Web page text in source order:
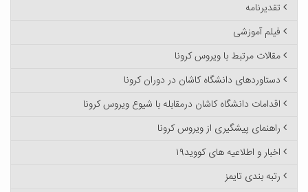
تقدیرنامه
فیلم آموزشی
مقالات مرتبط با ویروس کرونا
دستاوردهای دانشگاه کاشان در دوران کرونا
اقدامات دانشگاه کاشان درمقابله با شیوع ویروس کرونا
راهنمای پیشگیری از ویروس کرونا
اخبار و اطلاعیه های کووید۱۹
رتبه بندی تایمز